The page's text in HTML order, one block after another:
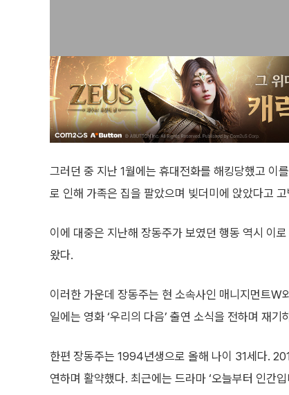
그러던 중 지난 1월에는 휴대전화를 해킹당했고 이
로 인해 가족은 집을 팔았으며 빚더미에 앉았다고
이에 대중은 지난해 장동주가 보였던 행동 역시 이
왔다.
이러한 가운데 장동주는 현 소속사인 매니지먼트W
일에는 영화 ‘우리의 다음’ 출연 소식을 전하며 재
한편 장동주는 1994년생으로 올해 나이 31세다.
연하며 활약했다. 최근에는 드라마 ‘오늘부터 인간